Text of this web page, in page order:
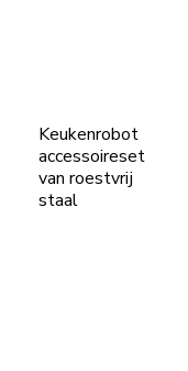
Keukenrobot
accessoireset
van roestvrij
staal